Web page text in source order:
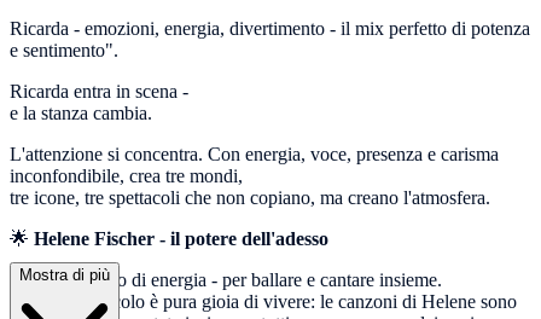
Ricarda - emozioni, energia, divertimento - il mix perfetto di potenza
e sentimento".
Ricarda entra in scena -
e la stanza cambia.
L'attenzione si concentra. Con energia, voce, presenza e carisma
inconfondibile, crea tre mondi,
tre icone, tre spettacoli che non copiano, ma creano l'atmosfera.
🌟 Helene Fischer - il potere dell'adesso
Emotiva. Pieno di energia - per ballare e cantare insieme.
Questo spettacolo è pura gioia di vivere: le canzoni di Helene sono
Mostra di più